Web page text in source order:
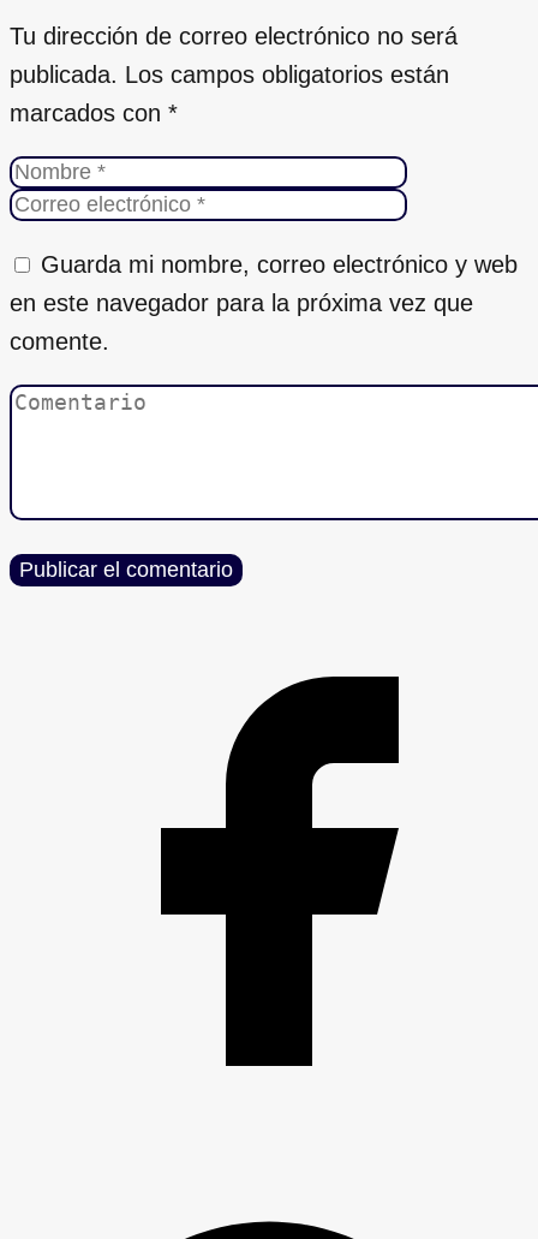
Tu dirección de correo electrónico no será
publicada. Los campos obligatorios están
marcados con *
Guarda mi nombre, correo electrónico y web
en este navegador para la próxima vez que
comente.